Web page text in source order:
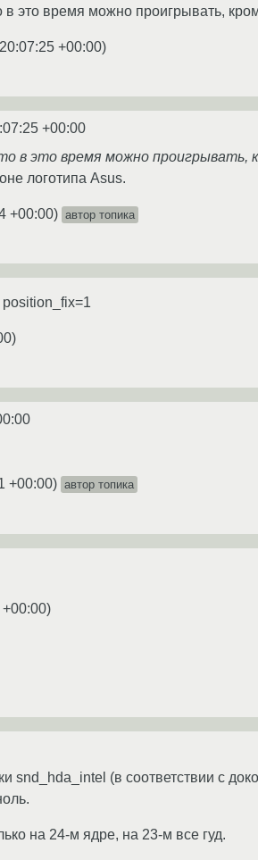
в это время можно проигрывать,
+00:00)
+00:00
в это время можно проигрывать,
логотипа Asus.
+00:00) автор топика
)
+00:00) автор топика
)
snd_hda_intel (в соответствии с
на 24-м ядре, на 23-м все гуд.